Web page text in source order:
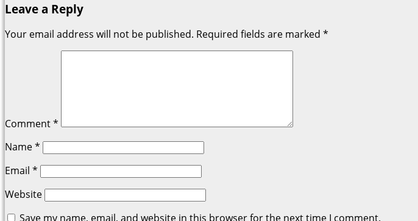
Leave a Reply
Your email address will not be published. Required fields are marked *
Comment*
Name*
Email *
Website
Save my name, email, and website in this browser for the next time I comment.